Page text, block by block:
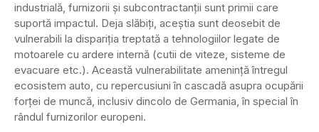
industrială, furnizorii și subcontractanții sunt primii care
suportă impactul. Deja slăbiți, aceștia sunt deosebit de
vulnerabili la dispariția treptată a tehnologiilor legate de
motoarele cu ardere internă (cutii de viteze, sisteme de
evacuare etc.). Această vulnerabilitate amenință întregul
ecosistem auto, cu repercusiuni în cascadă asupra ocupării
forței de muncă, inclusiv dincolo de Germania, în special în
rândul furnizorilor europeni.